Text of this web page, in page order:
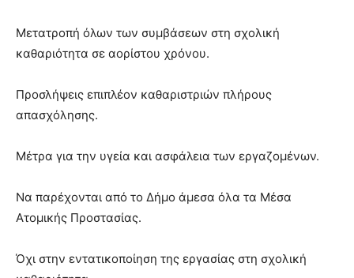
Μετατροπή όλων των συμβάσεων στη σχολική
καθαριότητα σε αορίστου χρόνου.
Προσλήψεις επιπλέον καθαριστριών πλήρους
απασχόλησης.
Μέτρα για την υγεία και ασφάλεια των εργαζομένων.
Να παρέχονται από το Δήμο άμεσα όλα τα Μέσα
Ατομικής Προστασίας.
Όχι στην εντατικοποίηση της εργασίας στη σχολική